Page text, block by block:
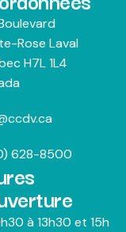
Rose Laval
H7L 1L4
628-8500
à 13h30 et 15h